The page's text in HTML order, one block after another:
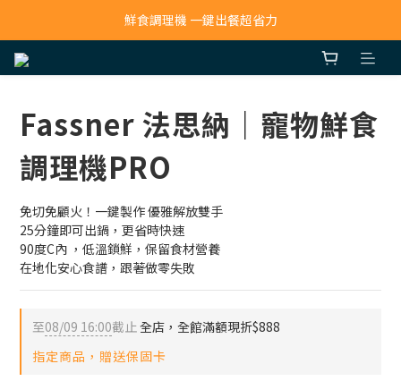
寵物吸毛機 吸毛清淨抗敏一次搞定
鮮食調理機 一鍵出餐超省力
Fassner 法思納｜寵物鮮食
調理機PRO
免切免顧火！一鍵製作 優雅解放雙手
25分鐘即可出鍋，更省時快速​
90度C內 ，低溫鎖鮮，保留食材營養
在地化安心食譜，跟著做零失敗
至08/09 16:00截止全店，全館滿額現折$888
指定商品，贈送保固卡